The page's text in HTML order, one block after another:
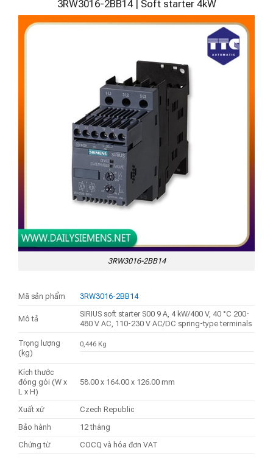
3RW3016-2BB14 | Soft starter 4kW
3RW3016-2BB14
Mã sản phẩm 3RW3016-2BB14
Mô tả
SIRIUS soft starter S00 9 A, 4 kW/400 V, 40 °C 200-
480 V AC, 110-230 V AC/DC spring-type terminals
Trọng lượng
(kg)
0,446 Kg
Kích thước
đóng gói (W x
L x H)
58.00 x 164.00 x 126.00 mm
Xuất xứ
Czech Republic
Bảo hành
12 tháng
Chứng từ
COCQ và hóa đơn VAT